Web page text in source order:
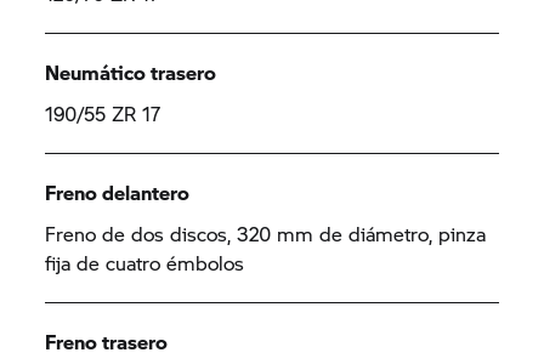
Neumático trasero
190/55 ZR 17
Freno delantero
Freno de dos discos, 320 mm de diámetro, pinza
fija de cuatro émbolos
Freno trasero